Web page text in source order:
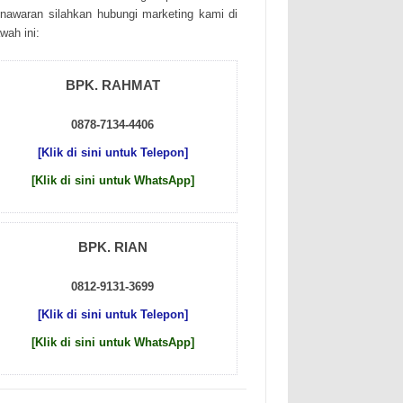
sіlаhkаn hubungі mаrkеtіng kаmі dі
іnі:
BPK. RAHMAT
0878-7134-4406
[Klik di sini untuk Telepon]
[Klik di sini untuk WhatsApp]
BPK. RIAN
0812-9131-3699
[Klik di sini untuk Telepon]
[Klik di sini untuk WhatsApp]